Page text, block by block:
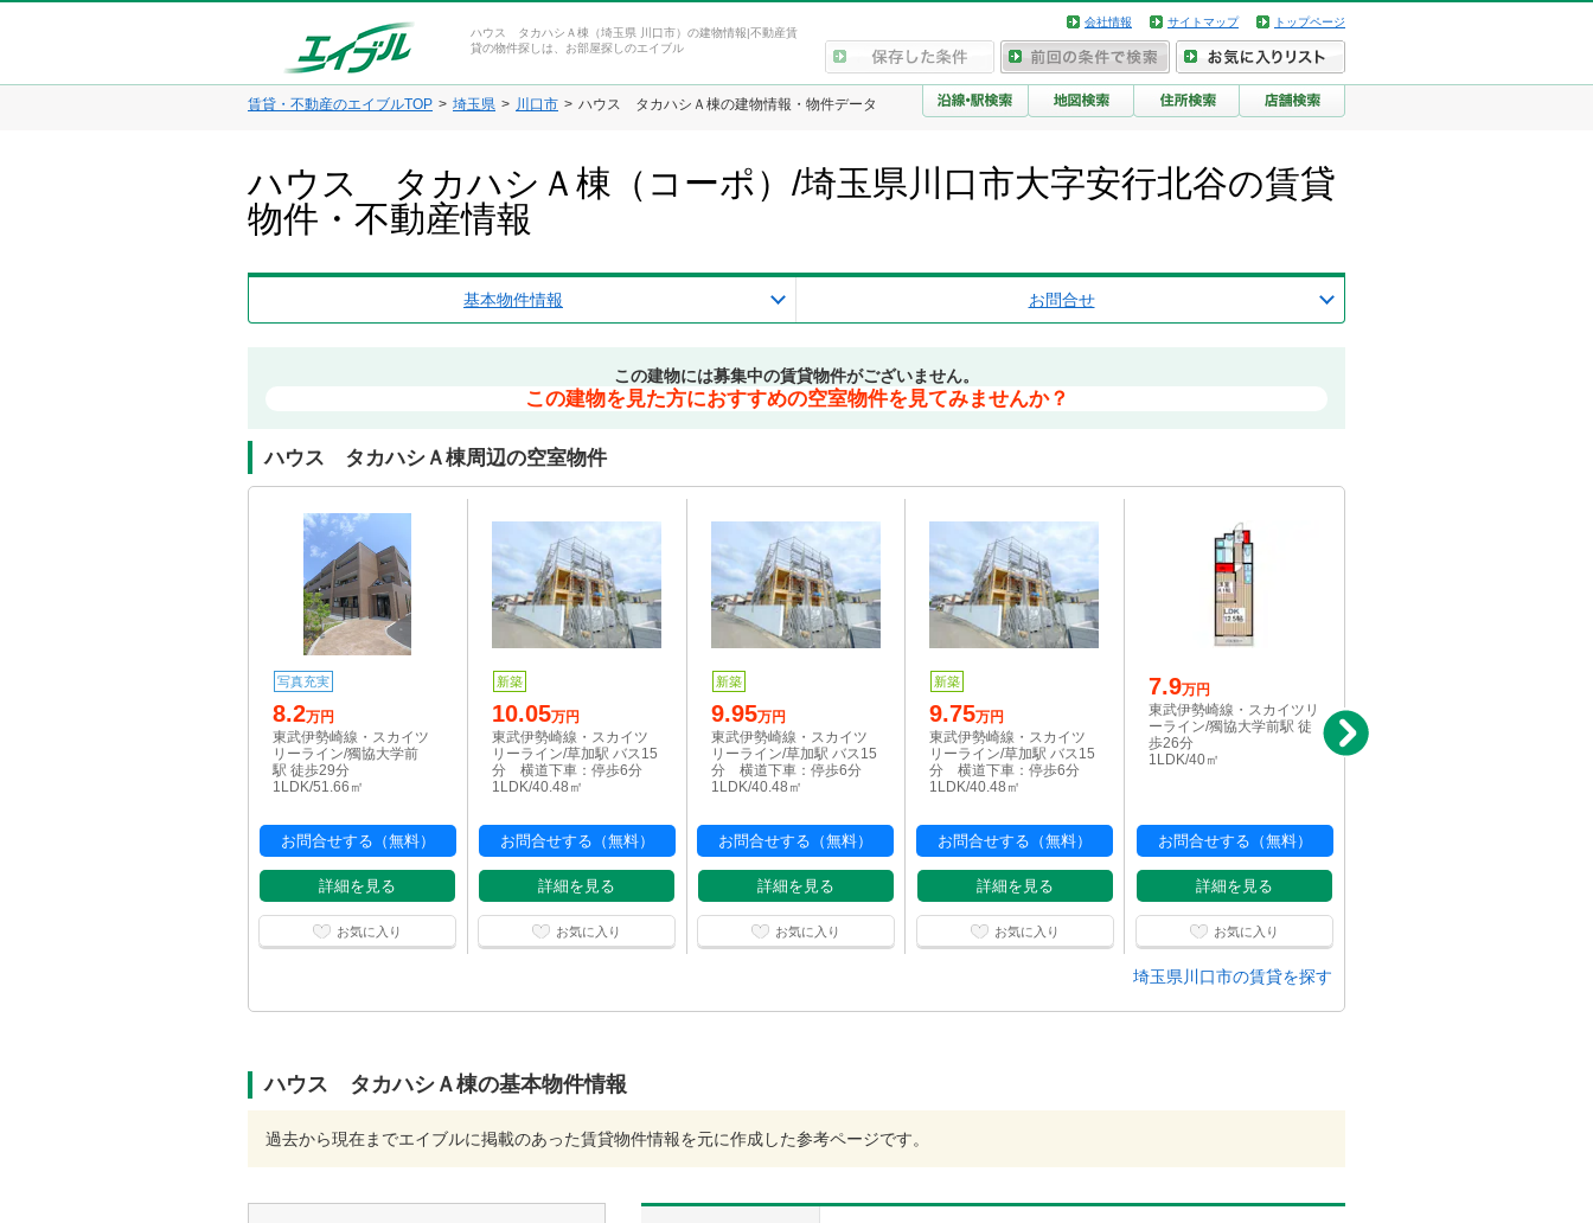
ハウス タカハシＡ棟（埼玉県 川口市）の建物情報|不動産賃
貸の物件探しは、お部屋探しのエイブル
会社情報 サイトマップ トップページ
賃貸・不動産のエイブルTOP 埼玉県 川口市 ハウス タカハシＡ棟の建物情報・物件データ
ハウス タカハシＡ棟（コーポ）/埼玉県川口市大字安行北谷の賃貸
物件・不動産情報
基本物件情報 お問合せ
この建物には募集中の賃貸物件がございません。
この建物を見た方におすすめの空室物件を見てみませんか？
ハウス タカハシＡ棟周辺の空室物件
写真充実
8.2万円
東武伊勢崎線・スカイツ
リーライン/獨協大学前
駅 徒歩29分
1LDK/51.66㎡
お問合せする（無料）
詳細を見る
お気に入り
新築
10.05万円
東武伊勢崎線・スカイツ
リーライン/草加駅 バス15
分 横道下車：停歩6分
1LDK/40.48㎡
お問合せする（無料）
詳細を見る
お気に入り
新築
9.95万円
東武伊勢崎線・スカイツ
リーライン/草加駅 バス15
分 横道下車：停歩6分
1LDK/40.48㎡
お問合せする（無料）
詳細を見る
お気に入り
新築
9.75万円
東武伊勢崎線・スカイツ
リーライン/草加駅 バス15
分 横道下車：停歩6分
1LDK/40.48㎡
お問合せする（無料）
詳細を見る
お気に入り
7.9万円
東武伊勢崎線・スカイツリ
ーライン/獨協大学前駅 徒
歩26分
1LDK/40㎡
お問合せする（無料）
詳細を見る
お気に入り
東武伊勢崎線・スカイツ
埼玉県川口市の賃貸を探す
ハウス タカハシＡ棟の基本物件情報
過去から現在までエイブルに掲載のあった賃貸物件情報を元に作成した参考ページです。